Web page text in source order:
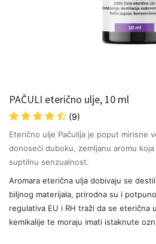
PAČULI eterično ulje, 10 ml
(9)
Eterično ulje Pačulija je poput mirisne
donoseći duboku, zemljanu aromu
suptilnu senzualnost.
Aromara eterična ulja dobivaju se
biljnog materijala, prirodna su i
regulativa EU i RH traži da se eterična
kemikalije te moraju imati istaknute